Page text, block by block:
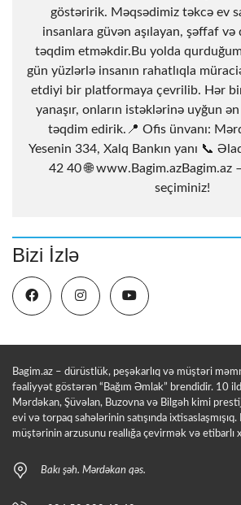
göstəririk. Məqsədimiz təkcə ev
insanlara güvən aşılayan, şəffaf
təqdim etməkdir.Bu yolda
gün yüzlərlə insanın rahatlıqla
etdiyi bir platformaya çevrilib. Hər
yanaşır, onların istəklərinə uyğun
təqdim edirik.📍 Ofis ünvanı:
Yesenin 334, Xalq Bankın yanı 📞
42 40 🌐 www.Bagim.azBagim.az
seçiminiz!
Bizi İzlə
Bagim.az – dürüstlük, peşəkarlıq və müştəri
fəaliyyət göstərən “Bağım Əmlak” brendidir. 10
Mərdəkan, Şüvəlan, Buzovna və Bilgəh kimi
evi və torpaq sahələrinin satışında
müştərinin arzusunu reallığa çevirmək və
Bakı şəh. Mərdəkan qəs.